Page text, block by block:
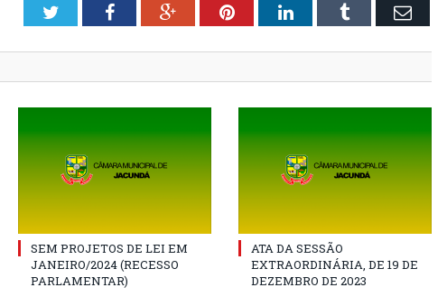
TwitterFacebookGoogle+PinterestLinkedInTumblr Email
SEM PROJETOS DE LEI EM
JANEIRO/2024 (RECESSO
PARLAMENTAR)
ATA DA SESSÃO
EXTRAORDINÁRIA, DE 19 DE
DEZEMBRO DE 2023